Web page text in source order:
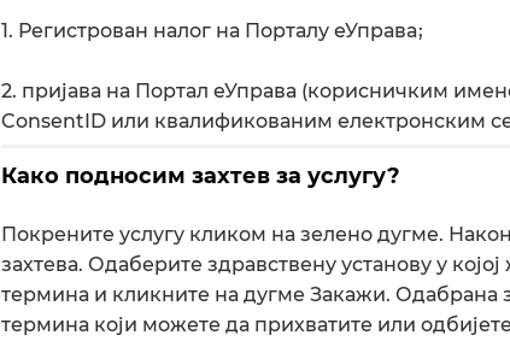
1. Регистрован налог на Порталу еУправa;
2. пријава на Портал еУправа (корисничким
ConsentID или квалификованим електронским
Како подносим захтев за услугу?
Покрените услугу кликом на зелено дугме.
захтева. Одаберите здравствену установу у
термина и кликните на дугме Закажи. Одабрана
термина који можете да прихватите или